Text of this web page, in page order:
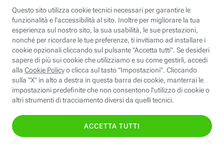
Fastweb Digital Academy
STEP FuturAbility District
Insieme, siamo futuro
© Fastweb SpA 2026 - P.IVA 12878470157